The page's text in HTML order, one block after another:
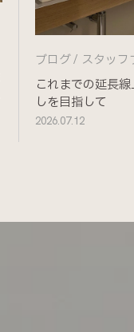
これまでの延長
しを目指して
ブログ スタッフ
2026.07.12